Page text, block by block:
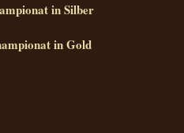
in Silber
in Gold